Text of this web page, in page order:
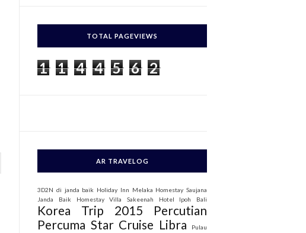
r
TOTAL PAGEVIEWS
1 1 4 4 5 6 2
AR TRAVELOG
3D2N di janda baik Holiday Inn Melaka Homestay Saujana
Janda Baik
Homestay Villa Sakeenah Hotel Ipoh Bali
Korea Trip 2015
Percutian
Percuma Star Cruise Libra
Pulau